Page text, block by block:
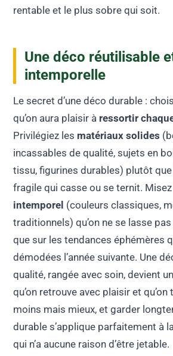
rentable et le plus sobre qui soit.
Une déco réutilisable
intemporelle
Le secret d’une déco durable :
qu’on aura plaisir à ressortir
Privilégiez les matériaux solides
incassables de qualité, sujets en
tissu, figurines durables) plutôt
fragile qui casse ou se ternit.
intemporel (couleurs classiques,
traditionnels) qu’on ne se lasse
que sur les tendances éphémères
démodées l’année suivante. Une
qualité, rangée avec soin, devient
qu’on retrouve avec plaisir et
moins mais mieux, et garder
durable s’applique parfaitement à
qui n’a aucune raison d’être jetable.